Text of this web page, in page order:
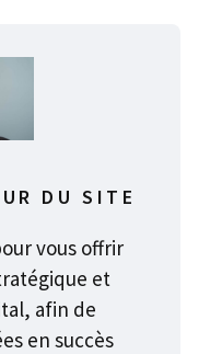
DU SITE
vous offrir
et
afin de
en succès